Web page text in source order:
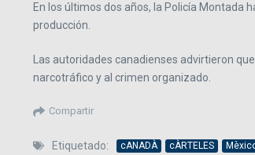
En los últimos dos años, la Policía Montada
producción.
Las autoridades canadienses advirtieron
narcotráfico y al crimen organizado.
Compartir
Etiquetado: cANADÀ cÀRTELES